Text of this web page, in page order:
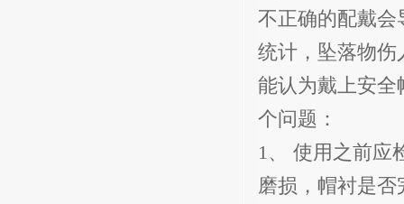
不正确的配戴会
统计，坠落物伤
能认为戴上安全
个问题：
1、 使用之前应
磨损，帽衬是